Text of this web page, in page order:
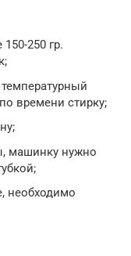
250 гр.
времени стирку;
машинку нужно
необходимо